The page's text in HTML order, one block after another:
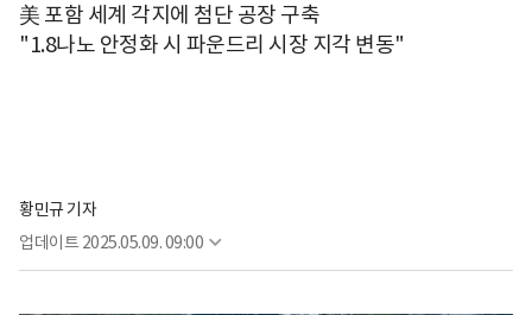
美 포함 세계 각지에 첨단 공장 구축
"1.8나노 안정화 시 파운드리 시장 지각 변동"
황민규 기자
업데이트 2025.05.09. 09:00